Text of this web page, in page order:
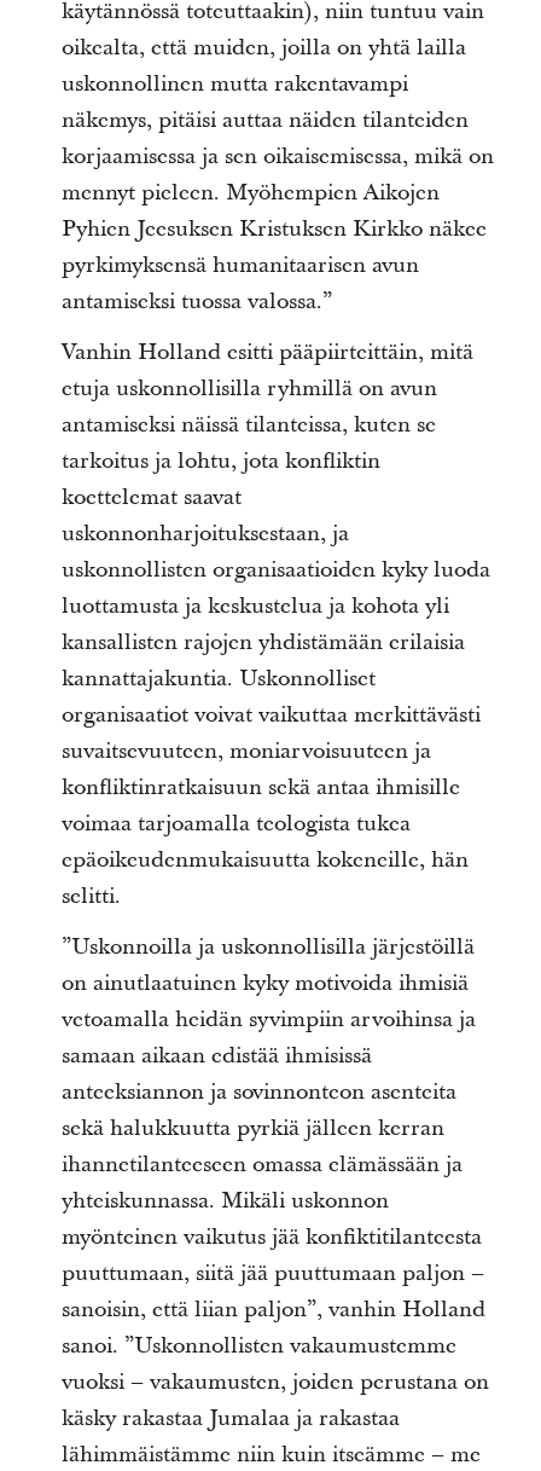
käytännössä toteuttaakin), niin tuntuu vain
oikealta, että muiden, joilla on yhtä lailla
uskonnollinen mutta rakentavampi
näkemys, pitäisi auttaa näiden tilanteiden
korjaamisessa ja sen oikaisemisessa, mikä on
mennyt pieleen. Myöhempien Aikojen
Pyhien Jeesuksen Kristuksen Kirkko näkee
pyrkimyksensä humanitaarisen avun
antamiseksi tuossa valossa.”
Vanhin Holland esitti pääpiirteittäin, mitä
etuja uskonnollisilla ryhmillä on avun
antamiseksi näissä tilanteissa, kuten se
tarkoitus ja lohtu, jota konfliktin
koettelemat saavat
uskonnonharjoituksestaan, ja
uskonnollisten organisaatioiden kyky luoda
luottamusta ja keskustelua ja kohota yli
kansallisten rajojen yhdistämään erilaisia
kannattajakuntia. Uskonnolliset
organisaatiot voivat vaikuttaa merkittävästi
suvaitsevuuteen, moniarvoisuuteen ja
konfliktinratkaisuun sekä antaa ihmisille
voimaa tarjoamalla teologista tukea
epäoikeudenmukaisuutta kokeneille, hän
selitti.
”Uskonnoilla ja uskonnollisilla järjestöillä
on ainutlaatuinen kyky motivoida ihmisiä
vetoamalla heidän syvimpiin arvoihinsa ja
samaan aikaan edistää ihmisissä
anteeksiannon ja sovinnonteon asenteita
sekä halukkuutta pyrkiä jälleen kerran
ihannetilanteeseen omassa elämässään ja
yhteiskunnassa. Mikäli uskonnon
myönteinen vaikutus jää konfiktitilanteesta
puuttumaan, siitä jää puuttumaan paljon –
sanoisin, että liian paljon”, vanhin Holland
sanoi. ”Uskonnollisten vakaumustemme
vuoksi – vakaumusten, joiden perustana on
käsky rakastaa Jumalaa ja rakastaa
lähimmäistämme niin kuin itseämme – me